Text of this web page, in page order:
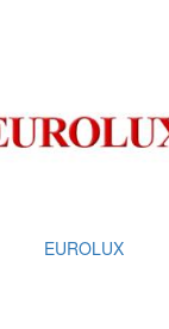
EUROLUX